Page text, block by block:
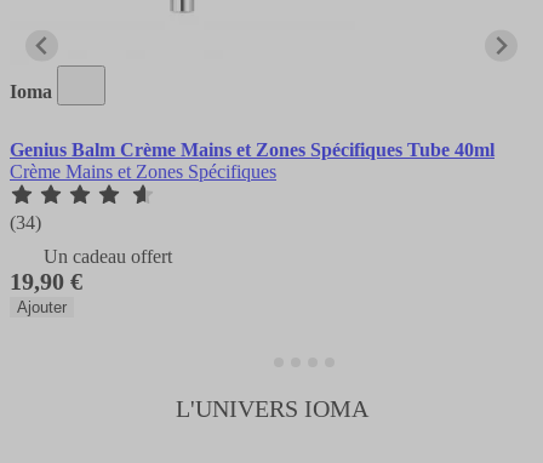
Ioma
Genius Balm Crème Mains et Zones Spécifiques Tube 40ml
Crème Mains et Zones Spécifiques
(34)
Un cadeau offert
19,90 €
Ajouter
L'UNIVERS IOMA